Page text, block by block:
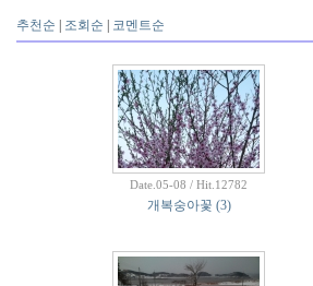
추천순 조회순 코멘트순
Date.05-08 / Hit.12782
개복숭아꽃 (3)